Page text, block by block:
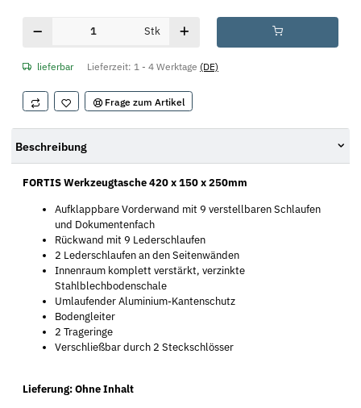
Stk
lieferbar Lieferzeit: 1 - 4 Werktage (DE)
Frage zum Artikel
Beschreibung
FORTIS Werkzeugtasche 420 x 150 x 250mm
Aufklappbare Vorderwand mit 9 verstellbaren Schlaufen
und Dokumentenfach
Rückwand mit 9 Lederschlaufen
2 Lederschlaufen an den Seitenwänden
Innenraum komplett verstärkt, verzinkte
Stahlblechbodenschale
Umlaufender Aluminium-Kantenschutz
Bodengleiter
2 Trageringe
Verschließbar durch 2 Steckschlösser
Lieferung: Ohne Inhalt